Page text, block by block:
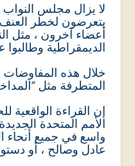
لا يزال مجلس
يتعرضون لخطر
أعضاء آخرون ، مثل
الديمقراطية وطالبوا
خلال هذه
المتطرفة مثل
إن القراءة الواقعية
الأمم المتحدة
واسع في جميع أنحاء
عادل وصالح ، أو